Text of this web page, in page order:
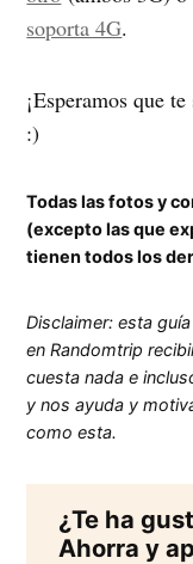
soporta 4G.
¡Esperamos que
:)
Todas las fotos y
(excepto las que
tienen todos los
Disclaimer: esta
en Randomtrip
cuesta nada e
y nos ayuda y
como esta.
¿Te ha
Ahorra y